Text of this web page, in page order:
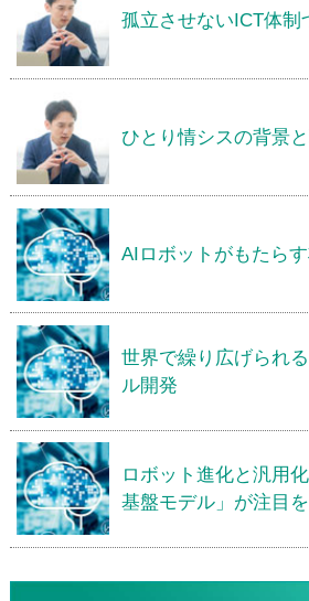
孤立させないICT体制
ひとり情シスの背景
AIロボットがもたら
世界で繰り広げられ
ル開発
ロボット進化と汎用
基盤モデル」が注目